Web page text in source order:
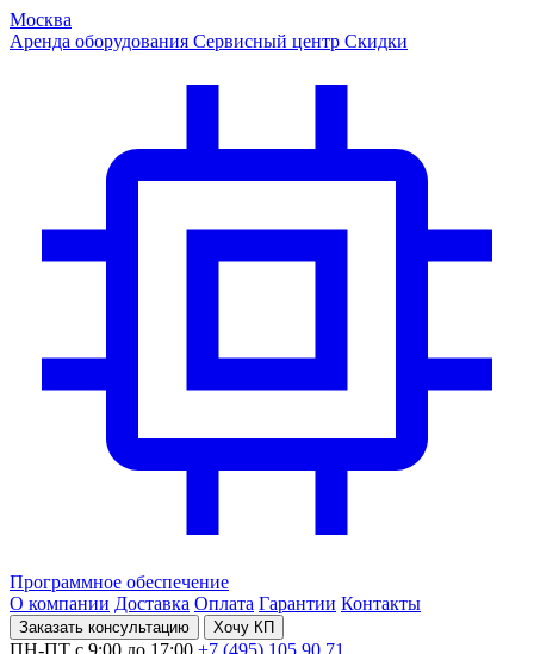
Москва
Аренда оборудования Сервисный центр Скидки
Программное обеспечение
О компании Доставка Оплата Гарантии Контакты
Заказать консультацию Хочу КП
ПН-ПТ с 9:00 до 17:00 +7 (495) 105 90 71